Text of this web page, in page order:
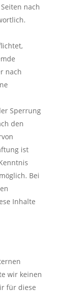
nach
nach
Sperrung
den
ist
Bei
Inhalte
wir keinen
für diese